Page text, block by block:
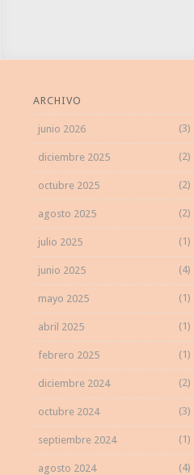
ARCHIVO
junio 2026 (3)
diciembre 2025 (2)
octubre 2025 (2)
agosto 2025 (2)
julio 2025 (1)
junio 2025 (4)
mayo 2025 (1)
abril 2025 (1)
febrero 2025 (1)
diciembre 2024 (2)
octubre 2024 (3)
septiembre 2024 (1)
agosto 2024 (4)